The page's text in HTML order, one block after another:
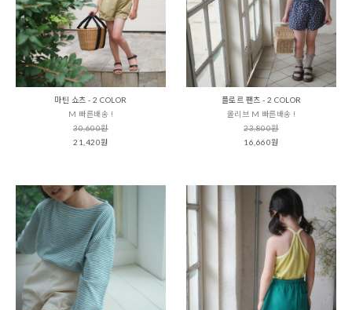
마틴 쇼츠 - 2 COLOR
M 빠른배송 !
30,600원
21,420원
플로르 팬츠 - 2 COLOR
올리브 M 빠른배송 !
23,800원
16,660원